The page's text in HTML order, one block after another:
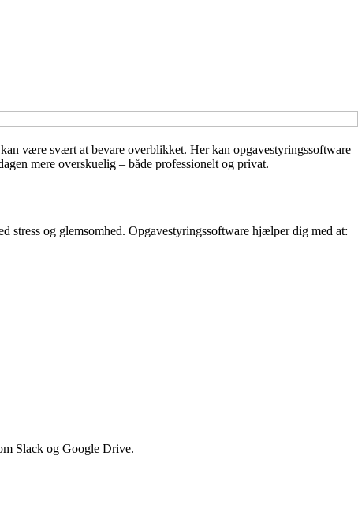
være svært at bevare overblikket. Her kan opgavestyringssoftware
mere overskuelig – både professionelt og privat.
stress og glemsomhed. Opgavestyringssoftware hjælper dig med at:
Slack og Google Drive.